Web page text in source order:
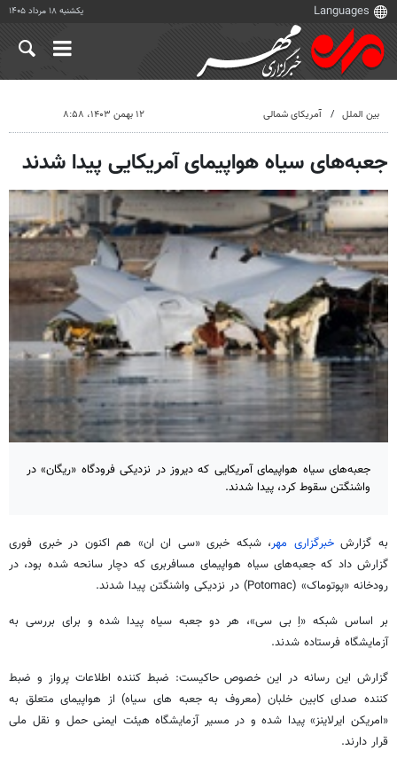
یکشنبه ۱۸ مرداد ۱۴۰۵
بین الملل آمریکای شمالی ۱۲ بهمن ۱۴۰۳، ۸:۵۸
جعبه‌های سیاه هواپیمای آمریکایی پیدا شدند
جعبه‌های سیاه هواپیمای آمریکایی که دیروز در نزدیکی فرودگاه «ریگان» در
واشنگتن سقوط کرد، پیدا شدند.
به گزارشخبرگزاری مهر، شبکه خبری «سی ان ان» هم اکنون در خبری فوری
گزارش داد که جعبه‌های سیاه هواپیمای مسافربری که دچار سانحه شده بود، در
رودخانه «پوتوماک» (Potomac) در نزدیکی واشنگتن پیدا شدند.
بر اساس شبکه «اِ بی سی»، هر دو جعبه سیاه پیدا شده و برای بررسی به
آزمایشگاه فرستاده شدند.
گزارش این رسانه در این خصوص حاکیست: ضبط کننده اطلاعات پرواز و ضبط
کننده صدای کابین خلبان (معروف به جعبه های سیاه) از هواپیمای متعلق به
«امریکن ایرلاینز» پیدا شده و در مسیر آزمایشگاه هیئت ایمنی حمل و نقل ملی
قرار دارند.